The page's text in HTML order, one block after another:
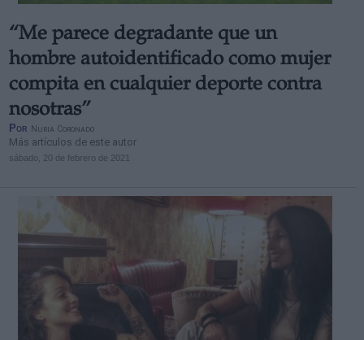
“Me parece degradante que un
hombre autoidentificado como mujer
compita en cualquier deporte contra
nosotras”
Por Nuria Coronado
Más artículos de este autor
sábado, 20 de febrero de 2021